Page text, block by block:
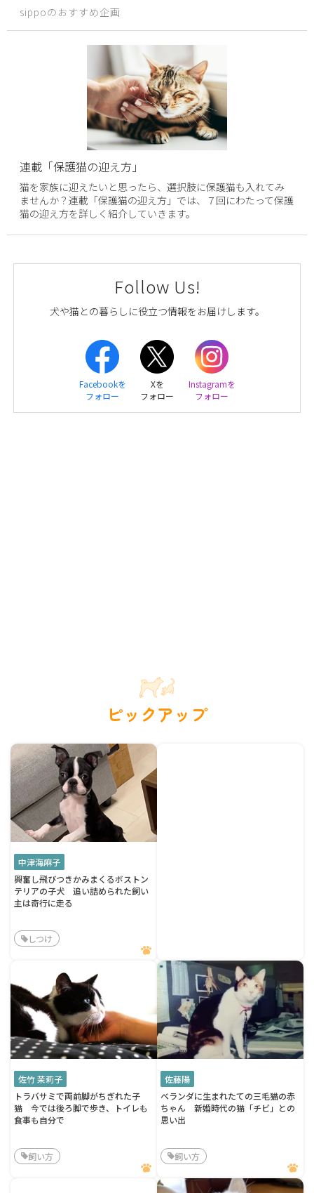
sippoのおすすめ企画
連載「保護猫の迎え方」
猫を家族に迎えたいと思ったら、選択肢に保護猫も入れてみ
ませんか？連載「保護猫の迎え方」では、７回にわたって保護
猫の迎え方を詳しく紹介していきます。
Follow Us!
犬や猫との暮らしに役立つ情報をお届けします。
Facebookを
フォロー
Xを
フォロー
Instagramを
フォロー
ピックアップ
中津海麻子
興奮し飛びつきかみまくるボストン
テリアの子犬 追い詰められた飼い
主は奇行に走る
しつけ
佐竹 茉莉子
トラバサミで両前脚がちぎれた子
猫 今では後ろ脚で歩き、トイレも
食事も自分で
飼い方
佐藤陽
ベランダに生まれたての三毛猫の赤
ちゃん 新婚時代の猫「チビ」との
思い出
飼い方